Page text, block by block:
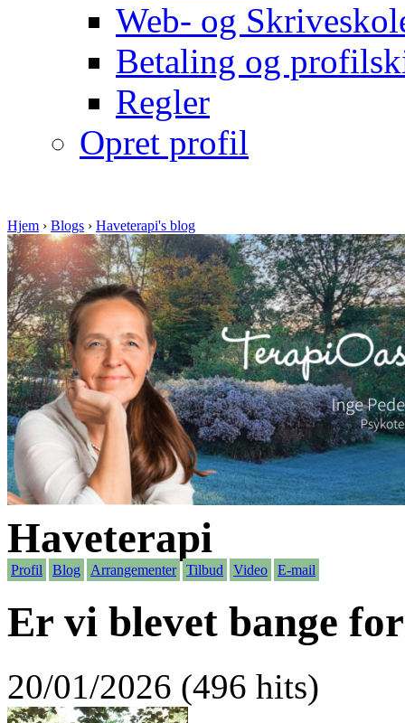
Web- og
Betaling og
Regler
Opret profil
Hjem › Blogs › Haveterapi's blog
Haveterapi
Profil Blog Arrangementer Tilbud Video E-mail
Er vi blevet bange
20/01/2026 (496 hits)